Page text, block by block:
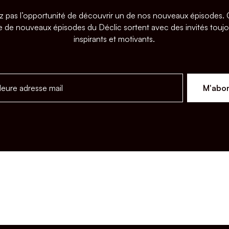
pas l’opportunité de découvrir un de nos nouveaux épisodes.
de nouveaux épisodes du Déclic sortent avec des invités
inspirants et motivants.